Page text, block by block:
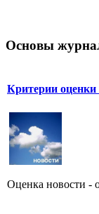
Основы
Критерии оценки
Оценка новости -